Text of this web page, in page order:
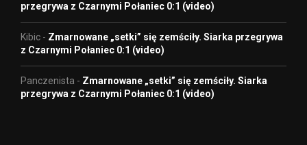
przegrywa z Czarnymi Połaniec 0:1 (video)
Kibic - Zmarnowane „setki” się zemściły. Siarka przegrywa
z Czarnymi Połaniec 0:1 (video)
Panczenista - Zmarnowane „setki” się zemściły. Siarka
przegrywa z Czarnymi Połaniec 0:1 (video)